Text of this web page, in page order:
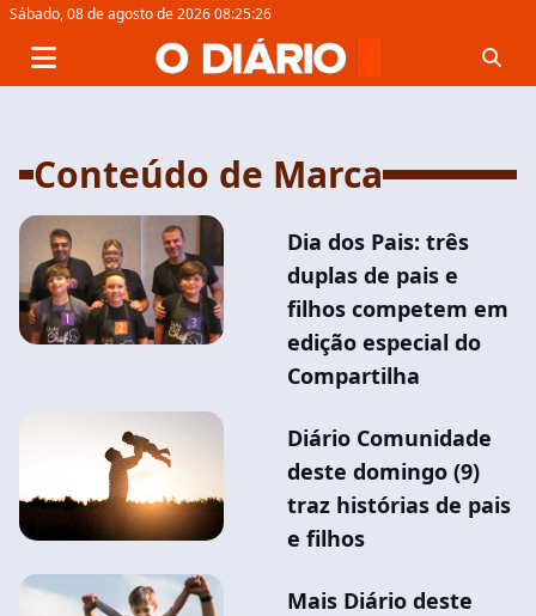
Sábado,08 de agosto de 2026 08:25:27
Conteúdo de Marca
Dia dos Pais: três
duplas de pais e
filhos competem em
edição especial do
Compartilha
Diário Comunidade
deste domingo (9)
traz histórias de pais
e filhos
Mais Diário deste